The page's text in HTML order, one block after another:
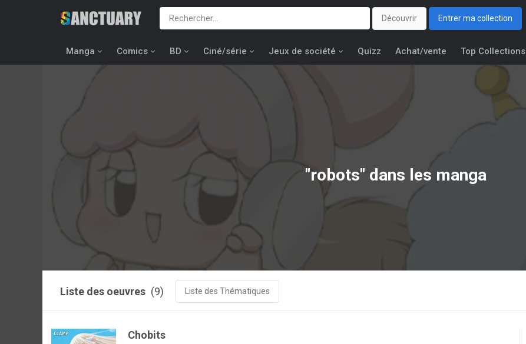
Découvrir Entrer ma collection
Manga Comics BD Ciné/série Jeux de société Quizz Achat/vente Top Collections
"robots" dans les manga
Liste des oeuvres (9) Liste des Thématiques
Chobits